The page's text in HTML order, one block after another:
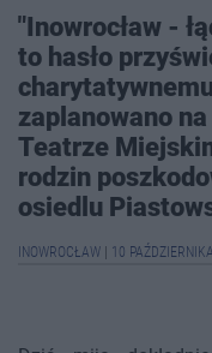
"Inowrocław -
to hasło
zaplanowano
Teatrze
rodzin
osiedlu
INOWROCŁAW 10